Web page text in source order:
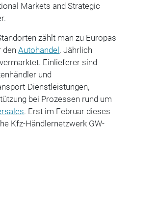
Markets and Strategic
zählt man zu Europas
denAutohandel. Jährlich
Einlieferer sind
und
Dienstleistungen,
bei Prozessen rund um
. Erst im Februar dieses
Kfz-Händlernetzwerk GW-